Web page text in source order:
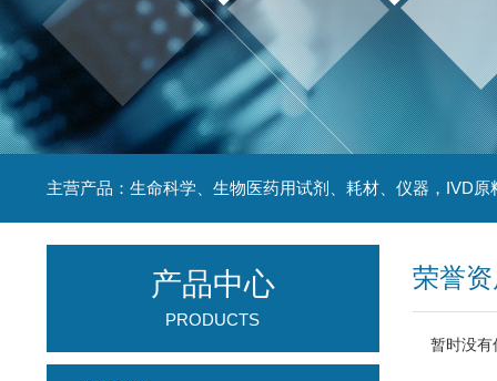
主营产品：生命科学、生物医药用试剂、耗材、仪器，IVD原
荣誉
暂时没有
产品中心
PRODUCTS